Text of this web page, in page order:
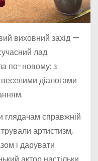
виховний захід —
лад.
по-новому: з
діалогами
глядачам справжній
артистизм,
і дарувати